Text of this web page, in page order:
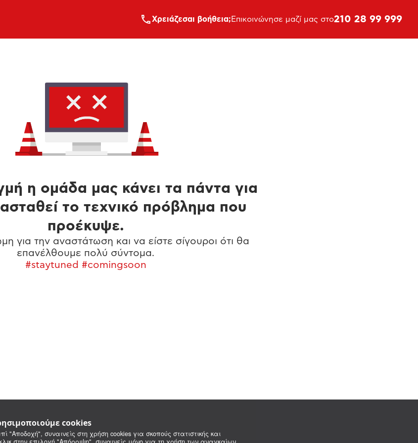
cookies
"Αποδοχή", συναινείς στη χρήση cookies για σκοπούς στατιστικής και
Xρειάζεσαι βοήθεια; Επικοινώνησε μαζί μας στο210 28 99 999
η ομάδα μας κάνει τα πάντα για
το τεχνικό πρόβλημα που
προέκυψε.
για την αναστάτωση και να είστε σίγουροι ότι θα
επανέλθουμε πολύ σύντομα.
#staytuned #comingsoon